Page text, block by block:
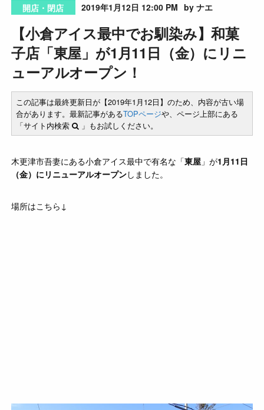
開店・閉店 2019年1月12日 12:00 PM by ナエ
【小倉アイス最中でお馴染み】和菓
子店「東屋」が1月11日（金）にリニ
ューアルオープン！
この記事は最終更新日が【2019年1月12日】のため、内容が古い場
合があります。最新記事があるTOPページや、ページ上部にある
「サイト内検索
」もお試しください。
木更津市吾妻にある小倉アイス最中で有名な「東屋 」が1月11日
（金）にリニューアルオープンしました。
場所はこちら↓